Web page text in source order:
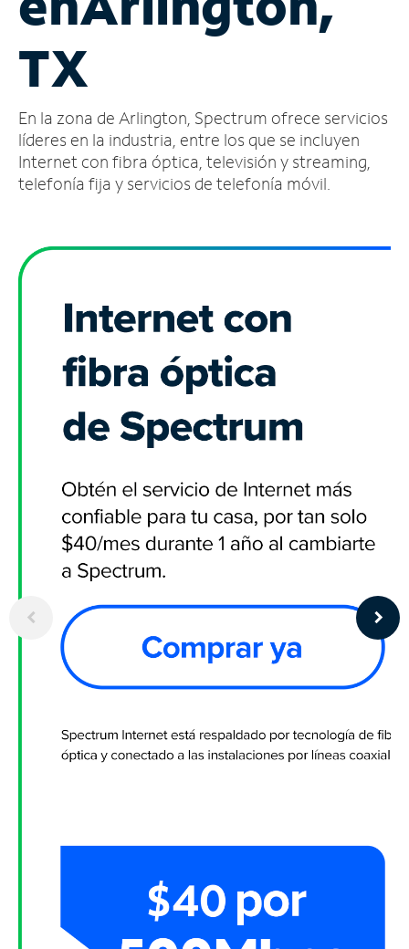
cuenta
Encuentra
tienda
TX
En la zona de Arlington, Spectrum ofrece servicios
líderes en la industria, entre los que se incluyen
Internet con fibra óptica, televisión y streaming,
telefonía fija y servicios de telefonía móvil.